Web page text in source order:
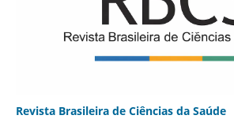
Revista Brasileira de Ciências da Saúde